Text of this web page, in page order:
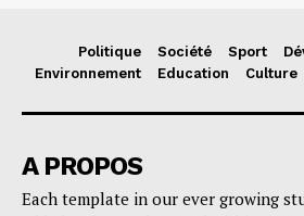
Politique Société Sport
Environnement
Education Culture
A PROPOS
Each template in our ever growing